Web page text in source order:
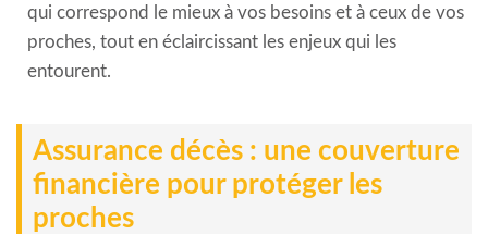
qui correspond le mieux à vos besoins et à ceux de vos
proches, tout en éclaircissant les enjeux qui les
entourent.
Assurance décès : une couverture
financière pour protéger les
proches